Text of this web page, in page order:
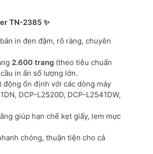
TN-2385 ✨
in đen đậm, rõ ràng, chuyên
2.600 trang (theo tiêu chuẩn
in ấn số lượng lớn.
động ổn định với các dòng máy
DCP-L2520D, DCP-L2541DW,
giúp hạn chế kẹt giấy, lem mực
chóng, thuận tiện cho cả